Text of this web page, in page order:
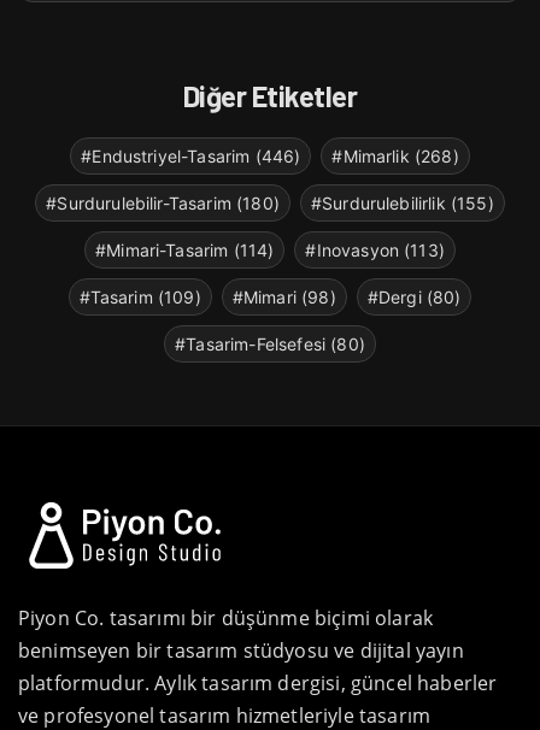
Diğer Etiketler
#Endustriyel-Tasarim (446) #Mimarlik (268)
#Surdurulebilir-Tasarim (180) #Surdurulebilirlik (155)
#Mimari-Tasarim (114) #Inovasyon (113)
#Tasarim (109) #Mimari (98) #Dergi (80)
#Tasarim-Felsefesi (80)
Piyon Co. tasarımı bir düşünme biçimi olarak
benimseyen bir tasarım stüdyosu ve dijital yayın
platformudur. Aylık tasarım dergisi, güncel haberler
ve profesyonel tasarım hizmetleriyle tasarım